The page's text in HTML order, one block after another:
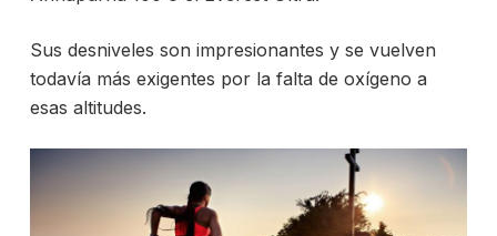
Sus desniveles son impresionantes y se vuelven
todavía más exigentes por la falta de oxígeno a
esas altitudes.